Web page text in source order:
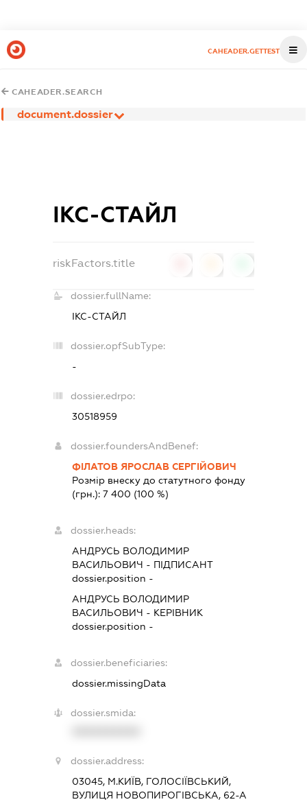
CAHEADER.GETTEST
CAHEADER.SEARCH
document.dossier
ІКС-СТАЙЛ
riskFactors.title
dossier.fullName:
ІКС-СТАЙЛ
dossier.opfSubType:
-
dossier.edrpo:
30518959
dossier.foundersAndBenef:
ФІЛАТОВ ЯРОСЛАВ СЕРГІЙОВИЧ
Розмір внеску до статутного фонду
(грн.):7 400 (100 %)
dossier.heads:
АНДРУСЬ ВОЛОДИМИР
ВАСИЛЬОВИЧ - ПІДПИСАНТ
dossier.position -
АНДРУСЬ ВОЛОДИМИР
ВАСИЛЬОВИЧ - КЕРІВНИК
dossier.position -
dossier.beneficiaries:
dossier.missingData
dossier.smida:
dossier.address:
03045, М.КИЇВ, ГОЛОСІЇВСЬКИЙ,
ВУЛИЦЯ НОВОПИРОГІВСЬКА, 62-А